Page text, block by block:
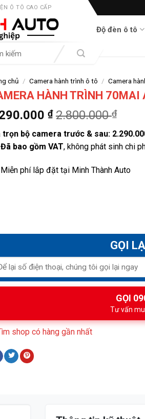
Ô TÔ CAO CẤP
Độ đèn ô tô
chủ / Camera hành trình ô tô / Camera
HÀNH TRÌNH 70MAI
₫ 2.800.000₫
trọn bộ camera trước & sau:
Đã bao gồm VAT, không phát sinh chi
phí lắp đặt tại Minh Thành Auto
GỌI
GỌI
Tư vấn
shop có hàng gần nhất